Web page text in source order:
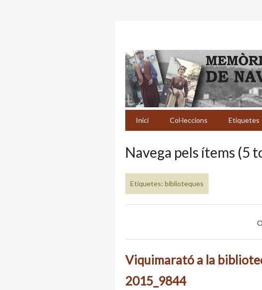
Inici Col·leccions Etiquetes
Navega pels ítems (5
Etiquetes: biblioteques
Viquimarató a la
2015_9844